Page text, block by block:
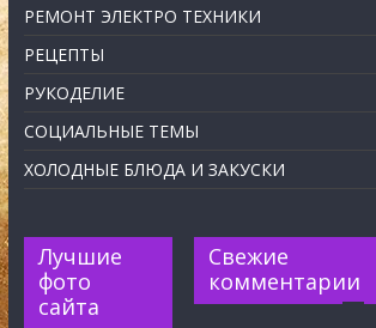
РЕМОНТ ЭЛЕКТРО ТЕХНИКИ
РЕЦЕПТЫ
РУКОДЕЛИЕ
СОЦИАЛЬНЫЕ ТЕМЫ
ХОЛОДНЫЕ БЛЮДА И ЗАКУСКИ
Лучшие
фото
сайта
Свежие
комментарии